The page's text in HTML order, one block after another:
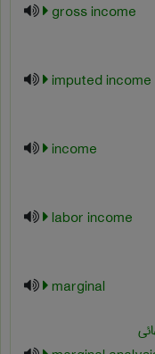
gross income
imputed income
income
labor income
marginal